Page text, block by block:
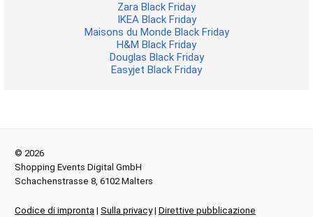
Zara Black Friday
IKEA Black Friday
Maisons du Monde Black Friday
H&M Black Friday
Douglas Black Friday
Easyjet Black Friday
© 2026
Shopping Events Digital GmbH
Schachenstrasse 8, 6102 Malters
Codice di impronta | Sulla privacy| Direttive pubblicazione